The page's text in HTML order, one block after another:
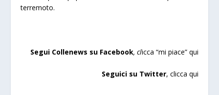
terremoto.
Segui Collenews su Facebook, clicca “mi piace” qui
Seguici su Twitter, clicca qui